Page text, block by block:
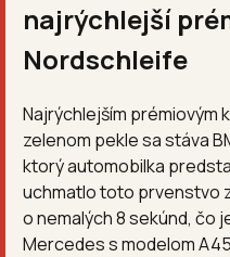
najrýchlejší
Nordschleife
Najrýchlejším prémiovým
zelenom pekle sa stáva
ktorý automobilka
uchmatlo toto prvenstvo
o nemalých 8 sekúnd, čo
Mercedes s modelom